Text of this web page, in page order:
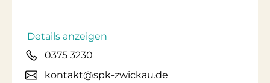
Details anzeigen
0375 3230
kontakt@spk-zwickau.de